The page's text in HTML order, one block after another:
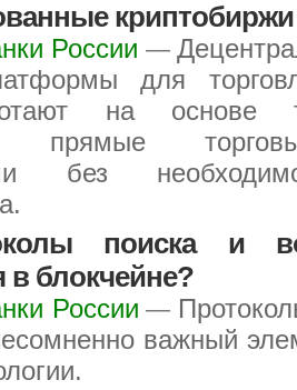
криптобиржи
России —
для
на основе
прямые
без
поиска и
в блокчейне?
России —
важный